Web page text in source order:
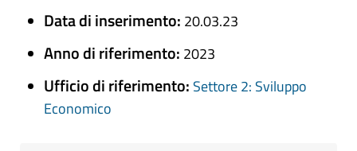
Data di inserimento: 20.03.23
Anno di riferimento: 2023
Ufficio di riferimento: Settore 2: Sviluppo
Economico